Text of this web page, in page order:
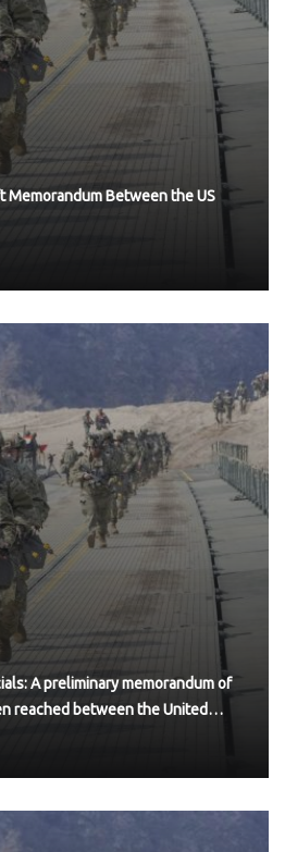
Memorandum Between the US
A preliminary memorandum of
reached between the United…